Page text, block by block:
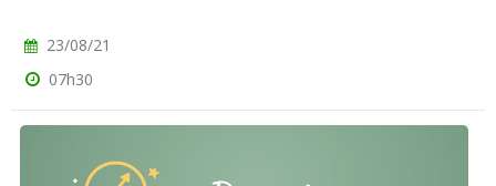
23/08/21
07h30